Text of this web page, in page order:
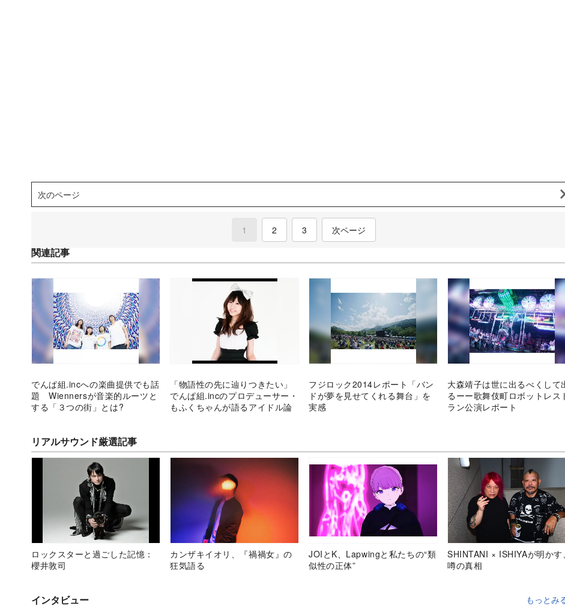
次のページ
1 (current)
2 3 次ページ
関連記事
でんぱ組.incへの楽曲提供でも話
題 Wiennersが音楽的ルーツと
する「３つの街」とは?
「物語性の先に辿りつきたい」
でんぱ組.incのプロデューサー・
もふくちゃんが語るアイドル論
フジロック2014レポート「バン
ドが夢を見せてくれる舞台」を
実感
大森靖子は世に出るべくして
るーー歌舞伎町ロボットレス
ラン公演レポート
リアルサウンド厳選記事
ロックスターと過ごした記憶：
櫻井敦司
カンザキイオリ、『禍禍女』の
狂気語る
JOIとK、Lapwingと私たちの“類
似性の正体”
SHINTANI × ISHIYAが明かす、
噂の真相
インタビュー もっとみ